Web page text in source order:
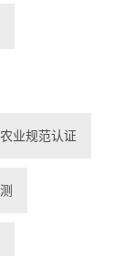
业规范认证